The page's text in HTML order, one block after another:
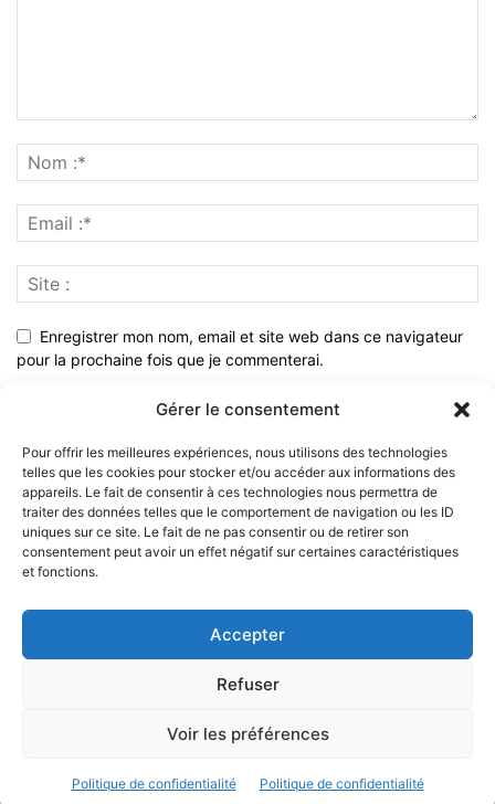
Gérer le consentement
Pour offrir les meilleures expériences, nous utilisons des technologies
telles que les cookies pour stocker et/ou accéder aux informations des
appareils. Le fait de consentir à ces technologies nous permettra de
traiter des données telles que le comportement de navigation ou les ID
uniques sur ce site. Le fait de ne pas consentir ou de retirer son
consentement peut avoir un effet négatif sur certaines caractéristiques
et fonctions.
Accepter
Refuser
Voir les préférences
Politique de confidentialité Politique de confidentialité
Enregistrer mon nom, email et site web dans ce navigateur
pour la prochaine fois que je commenterai.
À PROPOS
SUIVEZ NOUS
© 2023 - Marine & Océans